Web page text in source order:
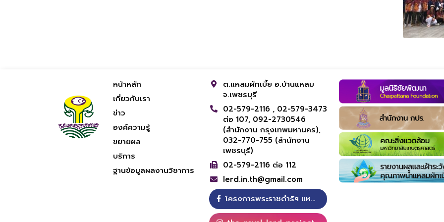
หน้าหลัก
เกี่ยวกับเรา
ข่าว
องค์ความรู้
ขยายผล
บริการ
ฐานข้อมูลผลงานวิชาการ
ต.แหลมผักเบี้ย อ.บ้านแหลม
จ.เพชรบุรี
02-579-2116 , 02-579-3473
ต่อ 107, 092-2730546
(สำนักงาน กรุงเทพมหานคร),
032-770-755 (สำนักงาน
เพชรบุรี)
02-579-2116 ต่อ 112
lerd.in.th@gmail.com
โครงการพระราชดำริฯ แหลมผักเบี้ย